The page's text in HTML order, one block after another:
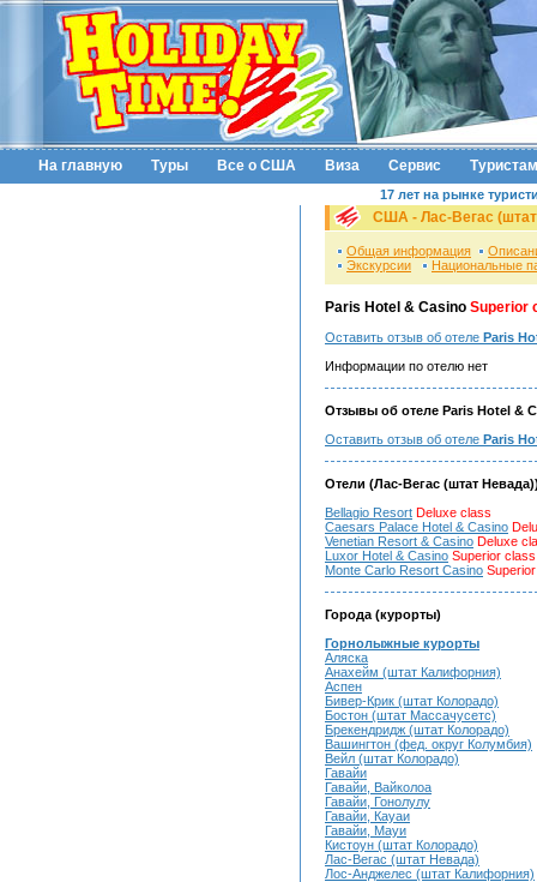
На главную Туры Все о США Виза Сервис Туристам
17 лет на рынке
США - Лас-Вегас
Общая информация
Экскурсии
Национальные
Paris Hotel & Casino Superior
Оставить отзыв об отеле Paris
Информации по отелю нет
Отзывы об отеле Paris Hotel &
Оставить отзыв об отеле Paris
Отели (Лас-Вегас (штат
Bellagio Resort Deluxe class
Caesars Palace Hotel & Casino
Venetian Resort & Casino Deluxe
Luxor Hotel & Casino Superior class
Monte Carlo Resort Casino
Города (курорты)
Горнолыжные курорты
Аляска
Анахейм (штат Калифорния)
Аспен
Бивер-Крик (штат Колорадо)
Бостон (штат Массачусетс)
Брекендридж (штат Колорадо)
Вашингтон (фед. округ Колумбия)
Вейл (штат Колорадо)
Гавайи
Гавайи, Вайколоа
Гавайи, Гонолулу
Гавайи, Кауаи
Гавайи, Мауи
Кистоун (штат Колорадо)
Лас-Вегас (штат Невада)
Лос-Анджелес (штат Калифорния)